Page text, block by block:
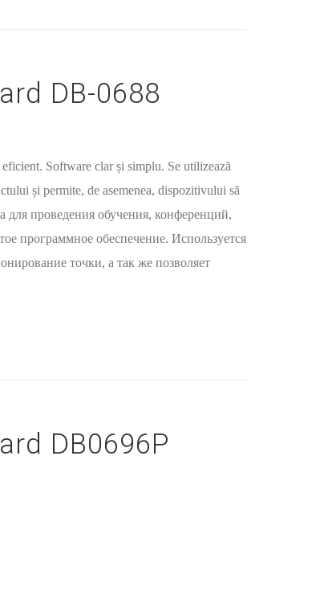
DB-0688
Software clar și simplu. Se utilizează
și permite, de asemenea, dispozitivului să
для проведения обучения, конференций,
программное обеспечение. Используется
точки, а так же позволяет
DB0696P